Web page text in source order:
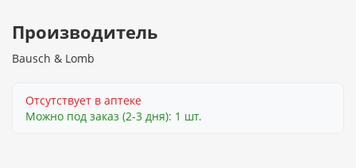
Производитель
Bausch & Lomb
Отсутствует в аптеке
Можно под заказ (2-3 дня): 1 шт.